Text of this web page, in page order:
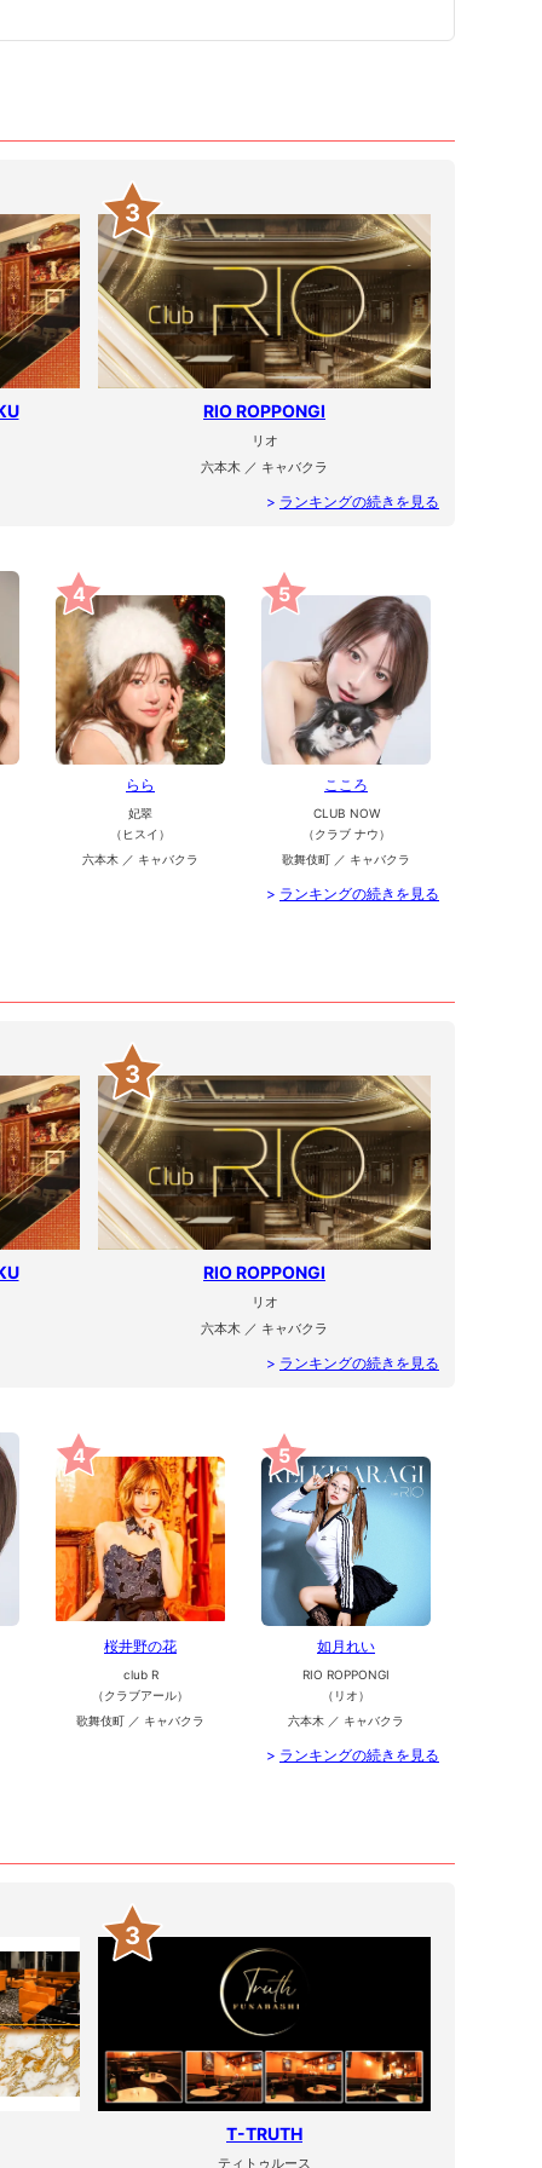
3
RIO ROPPONGI
リオ
六本木 ／ キャバクラ
> ランキングの続きを見る
4
らら
妃翠
（ヒスイ）
六本木 ／ キャバクラ
5
こころ
CLUB NOW
（クラブ ナウ）
歌舞伎町 ／ キャバクラ
> ランキングの続きを見る
3
RIO ROPPONGI
リオ
六本木 ／ キャバクラ
> ランキングの続きを見る
4
桜井野の花
club R
（クラブアール）
歌舞伎町 ／ キャバクラ
5
如月れい
RIO ROPPONGI
（リオ）
六本木 ／ キャバクラ
> ランキングの続きを見る
3
T-TRUTH
ティトゥルース